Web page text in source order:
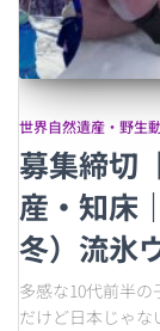
世界自然遺産・野生
募集締切
産・知床
冬）流氷
多感な10代前半
だけど日本じゃな